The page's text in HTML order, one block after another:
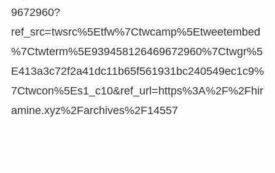
9672960?
ref_src=twsrc%5Etfw%7Ctwcamp%5Etweetembed
%7Ctwterm%5E939458126469672960%7Ctwgr%5
E413a3c72f2a41dc11b65f561931bc240549ec1c9%
7Ctwcon%5Es1_c10&ref_url=https%3A%2F%2Fhir
amine.xyz%2Farchives%2F14557